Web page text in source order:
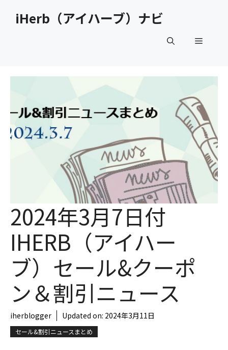
iHerb（アイハーブ）ナビ
メ
ー
2024年3月7日付
IHERB（アイハー
ブ）セール&クーポ
ン＆割引ニュース
iherblogger Updated on: 2024年3月11日
セール&割引ニュースまとめ